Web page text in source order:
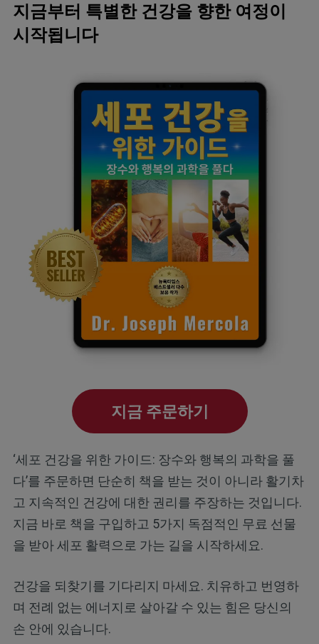
지금부터 특별한 건강을 향한 여정이
시작됩니다
지금 주문하기
‘세포 건강을 위한 가이드: 장수와 행복의 과학을 풀
다’를 주문하면 단순히 책을 받는 것이 아니라 활기차
고 지속적인 건강에 대한 권리를 주장하는 것입니다.
지금 바로 책을 구입하고 5가지 독점적인 무료 선물
을 받아 세포 활력으로 가는 길을 시작하세요.
건강을 되찾기를 기다리지 마세요. 치유하고 번영하
며 전례 없는 에너지로 살아갈 수 있는 힘은 당신의
손 안에 있습니다.